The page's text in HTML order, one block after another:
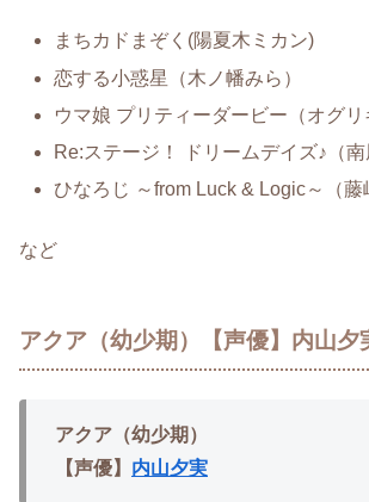
まちカドまぞく(陽夏木ミカン)
恋する小惑星（木ノ幡みら）
ウマ娘 プリティーダービー（オグリ
Re:ステージ！ ドリームデイズ♪（南
ひなろじ ～from Luck & Logic～（藤
など
アクア（幼少期）【声優】内山夕
アクア（幼少期）
【声優】 内山夕実